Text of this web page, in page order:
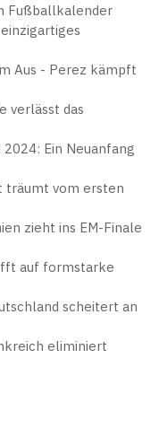
Fußballkalender
Aus - Perez kämpft
verlässt das
Ein Neuanfang
träumt vom ersten
zieht ins EM-Finale
auf formstarke
scheitert an
eliminiert